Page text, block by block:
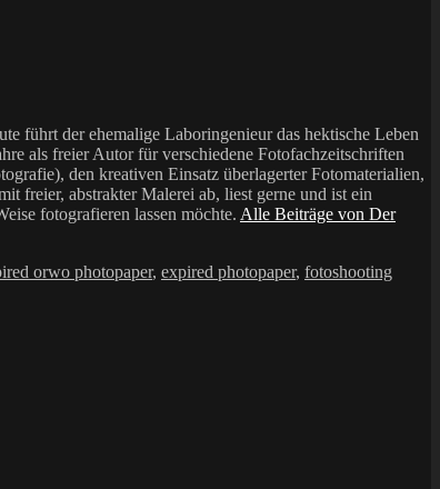
führt der ehemalige Laboringenieur das hektische Leben
als freier Autor für verschiedene Fotofachzeitschriften
den kreativen Einsatz überlagerter Fotomaterialien,
freier, abstrakter Malerei ab, liest gerne und ist ein
fotografieren lassen möchte. Alle Beiträge von Der
orwo photopaper, expired photopaper, fotoshooting